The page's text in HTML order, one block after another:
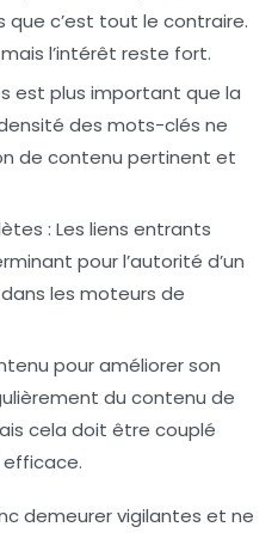
que c’est tout le contraire.
l’intérêt reste fort.
est plus important que la
des mots-clés ne
de contenu pertinent et
: Les liens entrants
pour l’autorité d’un
les moteurs de
pour améliorer son
du contenu de
cela doit être couplé
efficace.
demeurer vigilantes et ne